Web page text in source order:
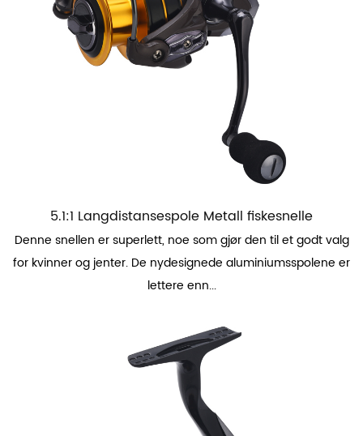
5.1:1 Langdistansespole Metall fiskesnelle
Denne snellen er superlett, noe som gjør den til et godt valg
for kvinner og jenter. De nydesignede aluminiumsspolene er
lettere enn...